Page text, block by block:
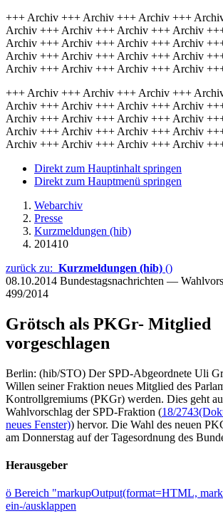
+++ Archiv +++ Archiv +++ Archiv +++
Archiv +++ Archiv +++ Archiv +++ Archiv
Archiv +++ Archiv +++ Archiv +++ Archiv
Archiv +++ Archiv +++ Archiv +++ Archiv
Archiv +++ Archiv +++ Archiv +++ Archiv
+++ Archiv +++ Archiv +++ Archiv +++
Archiv +++ Archiv +++ Archiv +++ Archiv
Archiv +++ Archiv +++ Archiv +++ Archiv
Archiv +++ Archiv +++ Archiv +++ Archiv
Archiv +++ Archiv +++ Archiv +++ Archiv
Direkt zum Hauptinhalt springen
Direkt zum Hauptmenü springen
Webarchiv
Presse
Kurzmeldungen (hib)
201410
zurück zu: Kurzmeldungen (hib) ()
08.10.2014 Bundestagsnachrichten —
499/2014
Grötsch als PKGr- Mitglied
vorgeschlagen
Berlin: (hib/STO) Der SPD-Abgeordnete Uli
Willen seiner Fraktion neues Mitglied des
Kontrollgremiums (PKGr) werden. Dies geht
Wahlvorschlag der SPD-Fraktion (18/2743
neues Fenster)) hervor. Die Wahl des neuen
am Donnerstag auf der Tagesordnung des
Herausgeber
ö Bereich "markupOutput(format=HTML,
ein-/ausklappen